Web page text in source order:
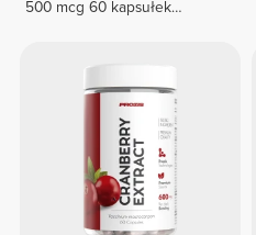
500 mcg 60 kapsułek